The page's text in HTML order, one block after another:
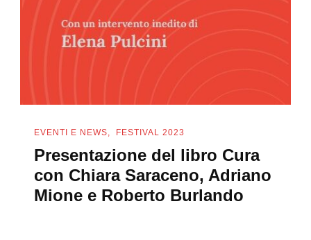
EVENTI E NEWS FESTIVAL 2023
Presentazione del libro Cura
con Chiara Saraceno, Adriano
Mione e Roberto Burlando